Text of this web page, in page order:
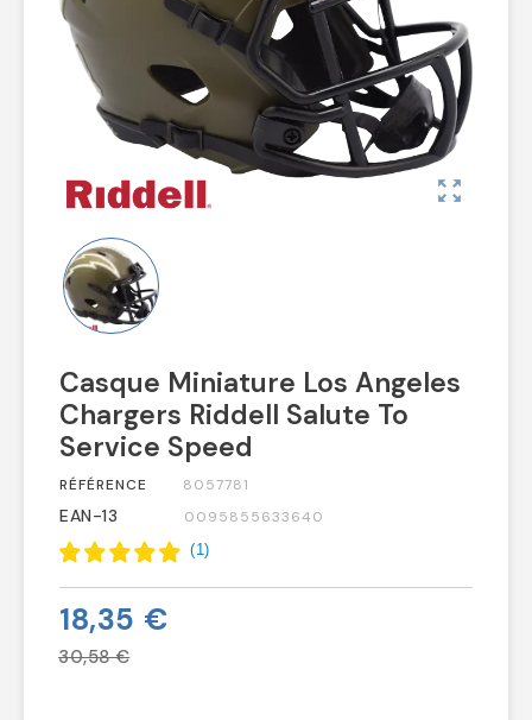
zoom_out_map
Casque Miniature Los Angeles
Chargers Riddell Salute To
Service Speed
RÉFÉRENCE 8057781
EAN-13 0095855633640
(1)
18,35 €
30,58 €